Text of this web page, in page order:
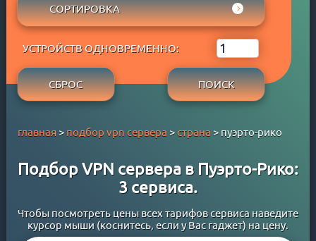
АРУБА
АФГАНИСТАН
БАРБАДОС
БАХРЕЙН
БЕЛЬГИЯ
БОЛГАРИЯ
БОЛИВИЯ
БОСНИЯ
БРАЗИЛИЯ
APPLE PAY
PAYPAL
PERFECT MONEY
QIWI
WEBMONEY
БАНКОВСКАЯ КАРТА
БАНКОВСКИЙ ПЕРЕВОД
КРИПТОВАЛЮТА
ЮMONEY
ADBLOCK
СОБСТВЕННЫЙ DNS
P2P
STREAM
БЕСПЛАТНЫЙ ПЕРИОД
TORRENT
СОРТИРОВКА
ЦЕНА ⇓
ЦЕНА ⇑
УСТРОЙСТВ ОДНОВРЕМЕННО:
СБРОС ПОИСК
главная > подбор vpn сервера >страна > пуэрто-рико
Подбор VPN сервера в Пуэрто-Рико:
3 сервиса.
Чтобы посмотреть цены всех тарифов сервиса наведите
курсор мыши (коснитесь, если у Вас гаджет) на цену.